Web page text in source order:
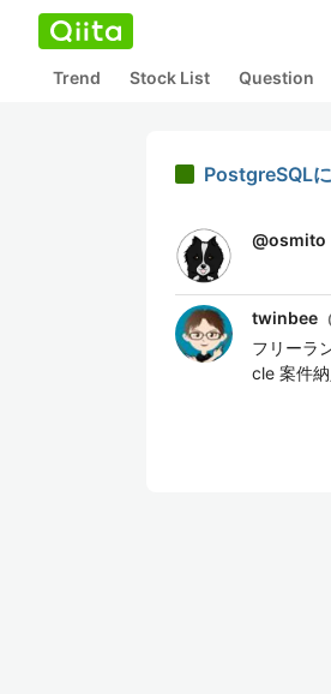
Trend Stock List Question
PostgreSQL
@osmito
twinbee
フリーラ
cle 案件